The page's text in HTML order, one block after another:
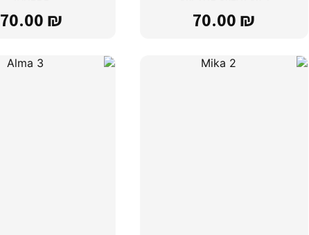
70.00 ₪
70.00 ₪